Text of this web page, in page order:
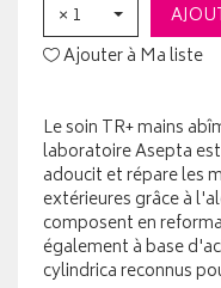
× 1
Ajouter à Ma liste
Le soin TR+ mains
laboratoire Asepta
adoucit et répare les
extérieures grâce à
composent en
également à base
cylindrica reconnus